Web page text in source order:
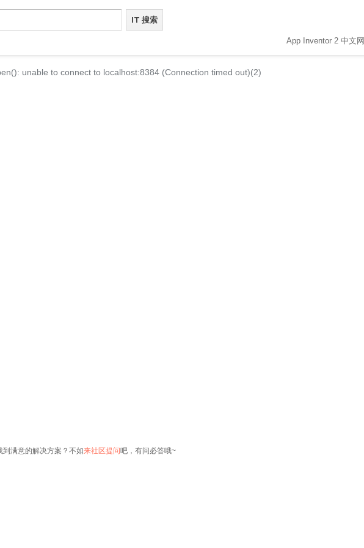
App Inventor 2 中文网
unable to connect to localhost:8384 (Connection timed out)(2)
满意的解决方案？不如来社区提问吧，有问必答哦~